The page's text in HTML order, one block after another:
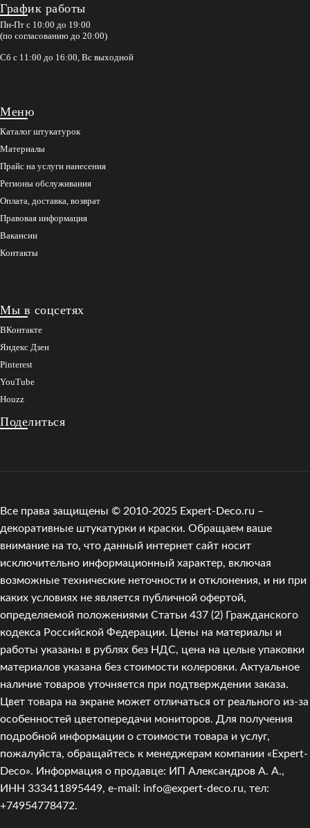
График работы
Пн-Пт с 10:00 до 19:00
(по согласованию до 20:00)
Сб с 11:00 до 16:00, Вс выходной
Меню
Каталог штукатурок
Материалы
Прайс на услуги нанесения
Регионы обслуживания
Оплата, доставка, возврат
Правовая информация
Вакансии
Контакты
Мы в соцсетях
ВКонтакте
Яндекс Дзен
Pinterest
YouTube
Houzz
Поделиться
Все права защищены © 2010-2025 Expert-Deco.ru –
декоративные штукатурки и краски. Обращаем ваше
внимание на то, что данный интернет сайт носит
исключительно информационный характер, включая
возможные технические неточности и отклонения, и ни при
каких условиях не является публичной офертой,
определяемой положениями Статьи 437 (2) Гражданского
кодекса Российской Федерации. Цены на материалы и
работы указаны в рублях без НДС, цена на целые упаковки
материалов указана без стоимости колеровки. Актуальное
наличие товаров уточняется при подтверждении заказа.
Цвет товара на экране может отличаться от реального из‑за
особенностей цветопередачи мониторов. Для получения
подробной информации о стоимости товара и услуг,
пожалуйста, обращайтесь к менеджерам компании «Expert-
Deco». Информация о продавце: ИП Александров А. А.,
ИНН 333411895449, e-mail: info@expert-deco.ru, тел:
+74954778472.